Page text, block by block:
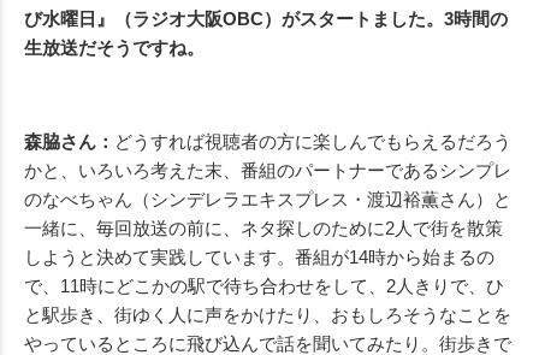
び水曜日』（ラジオ大阪OBC）がスタートました。3時間の
生放送だそうですね。
森脇さん： どうすれば視聴者の方に楽しんでもらえるだろう
かと、いろいろ考えた末、番組のパートナーであるシンプレ
のなべちゃん（シンデレラエキスプレス・渡辺裕薫さん）と
一緒に、毎回放送の前に、ネタ探しのために2人で街を散策
しようと決めて実践しています。番組が14時から始まるの
で、11時にどこかの駅で待ち合わせをして、2人きりで、ひ
と駅歩き、街ゆく人に声をかけたり、おもしろそうなことを
やっているところに飛び込んで話を聞いてみたり。街歩きで